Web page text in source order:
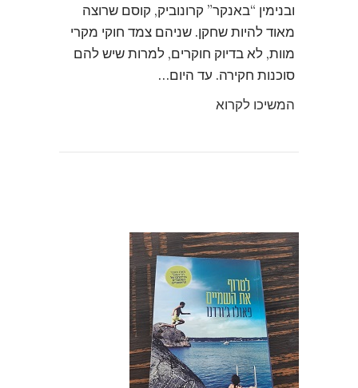
ובנימין “באנקר” קרונוביק, קוסם שרוצה
מאוד להיות שחקן. שניהם צמד חוקי מקרי
מוות, לא בדיוק חוקרים, למרות שיש להם
סוכנות חקירה. עד היום…
המשיכו לקרוא